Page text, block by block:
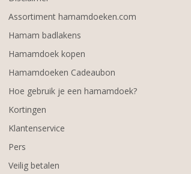
Assortiment hamamdoeken.com
Hamam badlakens
Hamamdoek kopen
Hamamdoeken Cadeaubon
Hoe gebruik je een hamamdoek?
Kortingen
Klantenservice
Pers
Veilig betalen